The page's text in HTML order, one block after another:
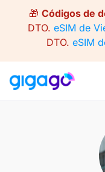
🎁 Códigos de
DTO. eSIM de
DTO. eSIM